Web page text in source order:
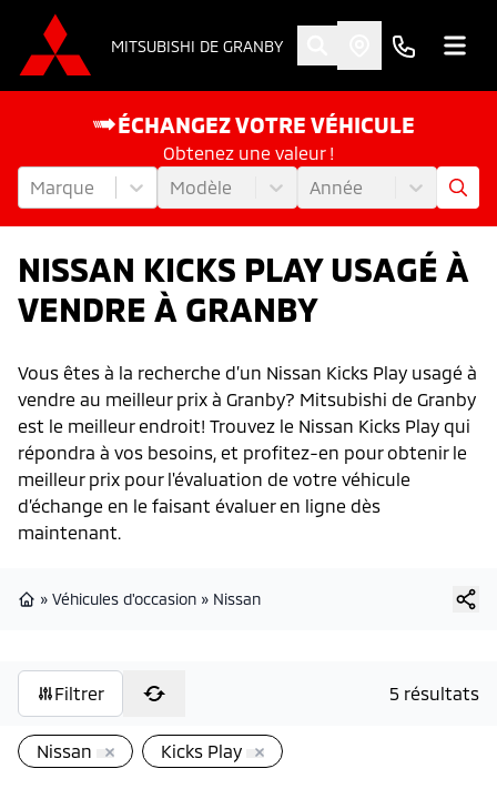
MITSUBISHI DE GRANBY
ÉCHANGEZ VOTRE VÉHICULE
Obtenez une valeur !
Marque
Modèle Année
NISSAN KICKS PLAY USAGÉ À
VENDRE À GRANBY
Vous êtes à la recherche d’un Nissan Kicks Play usagé à
vendre au meilleur prix à Granby? Mitsubishi de Granby
est le meilleur endroit! Trouvez le Nissan Kicks Play qui
répondra à vos besoins, et profitez-en pour obtenir le
meilleur prix pour l'évaluation de votre véhicule
d’échange en le faisant évaluer en ligne dès
maintenant.
» Véhicules d'occasion » Nissan
Filtrer 5 résultats
Nissan Kicks Play